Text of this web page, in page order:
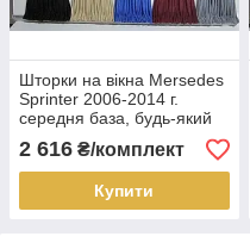
Шторки на вікна Mersedes
Sprinter 2006-2014 г.
середня база, будь-який
колір
2 616 ₴/комплект
Купити